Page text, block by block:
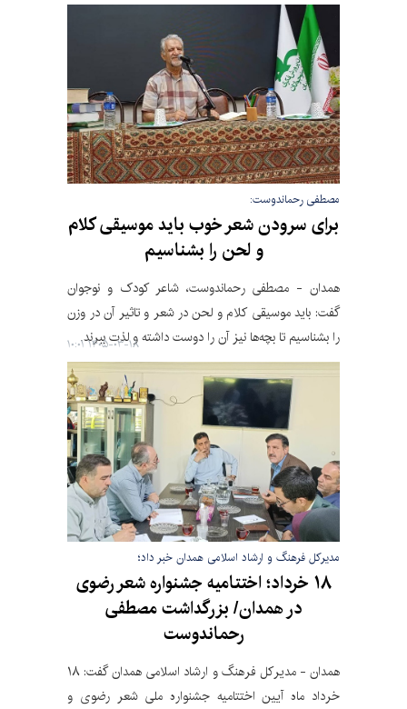
مصطفی رحماندوست:
برای سرودن شعر خوب باید موسیقی کلام
و لحن را بشناسیم
همدان - مصطفی رحماندوست، شاعر کودک و نوجوان
گفت: باید موسیقی کلام و لحن در شعر و تاثیر آن در وزن
را بشناسیم تا بچه‌ها نیز آن را دوست داشته و لذت ببرند.
۱۴۰۵-۰۳-۱۸ ۱۰:۰۱
مدیرکل فرهنگ و ارشاد اسلامی همدان خبر داد؛
۱۸ خرداد؛ اختتامیه جشنواره شعر رضوی
در همدان/ بزرگداشت مصطفی
رحماندوست
همدان - مدیرکل فرهنگ و ارشاد اسلامی همدان گفت: ۱۸
خرداد ماه آیین اختتامیه جشنواره ملی شعر رضوی و